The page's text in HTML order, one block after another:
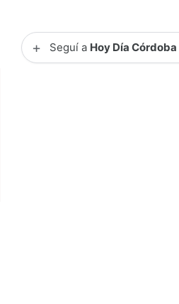
+ Seguí a Hoy Día Córdoba